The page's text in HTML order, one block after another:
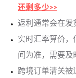
还剩多少>>
返利通常会在发
实时汇率算价，
间为准，需要及
跨境订单清关被